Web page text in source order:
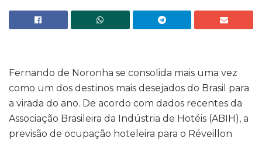
Fernando de Noronha se consolida mais uma vez
como um dos destinos mais desejados do Brasil para
a virada do ano. De acordo com dados recentes da
Associação Brasileira da Indústria de Hotéis (ABIH), a
previsão de ocupação hoteleira para o Réveillon